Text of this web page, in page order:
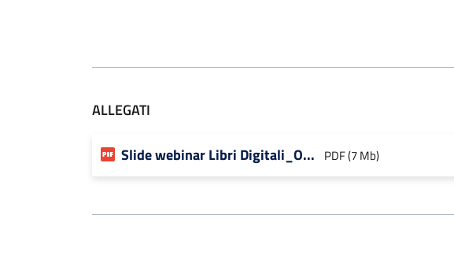
ALLEGATI
Slide webinar Libri Digitali_O... PDF (7 Mb)